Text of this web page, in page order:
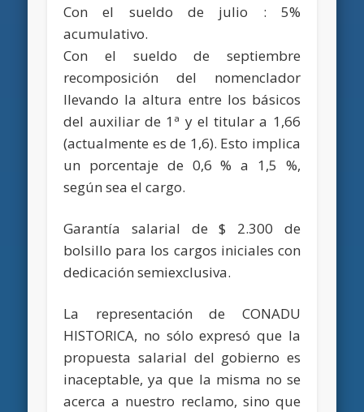
Con el sueldo de julio : 5%
acumulativo.
Con el sueldo de septiembre
recomposición del nomenclador
llevando la altura entre los básicos
del auxiliar de 1ª y el titular a 1,66
(actualmente es de 1,6). Esto implica
un porcentaje de 0,6 % a 1,5 %,
según sea el cargo.
Garantía salarial de $ 2.300 de
bolsillo para los cargos iniciales con
dedicación semiexclusiva.
La representación de CONADU
HISTORICA, no sólo expresó que la
propuesta salarial del gobierno es
inaceptable, ya que la misma no se
acerca a nuestro reclamo, sino que